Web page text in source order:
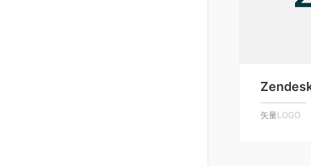
矢量LOGO